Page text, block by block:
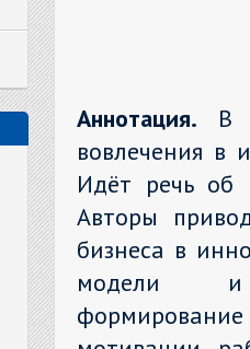
Аннотация. В
вовлечения в
Идёт речь об
Авторы
бизнеса в
модели и